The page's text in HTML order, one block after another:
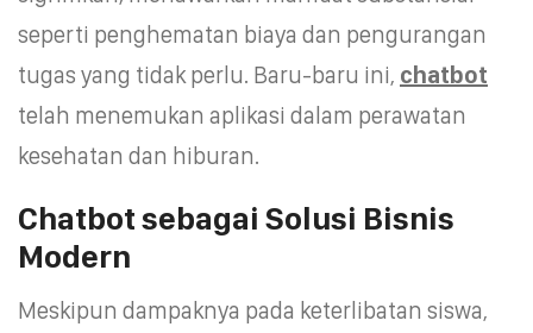
seperti penghematan biaya dan pengurangan
tugas yang tidak perlu. Baru-baru ini, chatbot
telah menemukan aplikasi dalam perawatan
kesehatan dan hiburan.
Chatbot sebagai Solusi Bisnis
Modern
Meskipun dampaknya pada keterlibatan siswa,